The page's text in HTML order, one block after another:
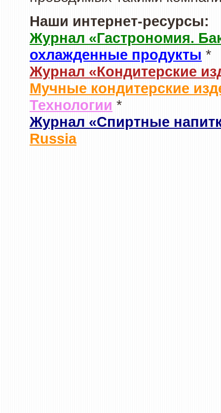
Наши интернет-ресурсы:
Журнал «Гастрономия.
охлажденные продукты *
Журнал «Кондитерские
Мучные кондитерские
Технологии *
Журнал «Спиртные
Russia